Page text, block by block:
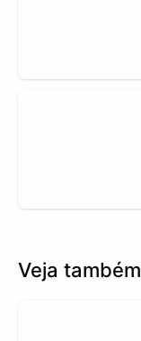
Veja também